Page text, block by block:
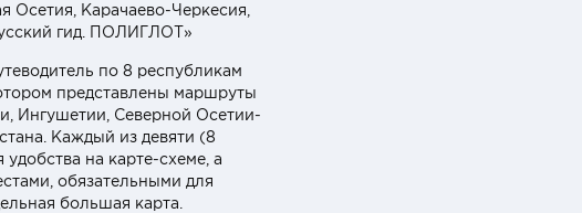
Осетия, Карачаево-Черкесия,
гид. ПОЛИГЛОТ»
по 8 республикам
представлены маршруты
Ингушетии, Северной Осетии-
Каждый из девяти (8
на карте-схеме, а
обязательными для
большая карта.